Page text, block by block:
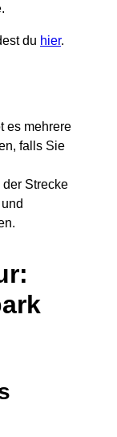
du hier.
es mehrere
falls Sie
der Strecke